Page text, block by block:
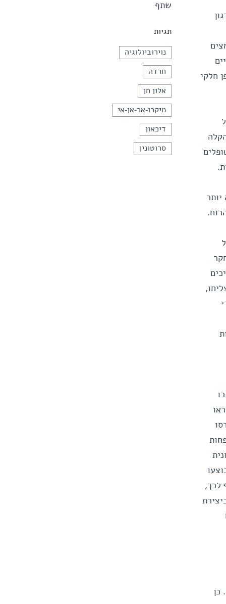
שתף
תגיות
נוירוביולוגיה
חרדה
אלון חן
מיקרו-אר-אן-אי
דיכאון
סרוטונין
חלקי
הקלה
עכברים שהונדסו גנטית כך שייצרו יותר מיקרו-אר-אן-אי 135 הראו
פחות
אר-אן-אי 135 במוח חיונית
בנוסף לכך,
כן